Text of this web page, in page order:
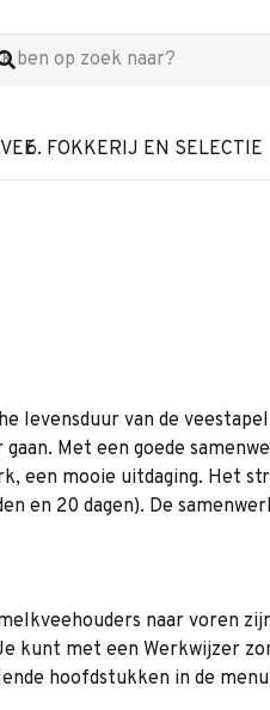
6. FOKKERIJ EN SELECTIE
levensduur van de
Met een goede
een mooie uitdaging. Het
en 20 dagen). De
naar voren
kunt met een Werkwijzer
hoofdstukken in de